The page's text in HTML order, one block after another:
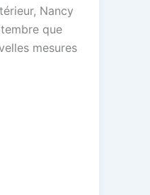
Nancy
que
mesures